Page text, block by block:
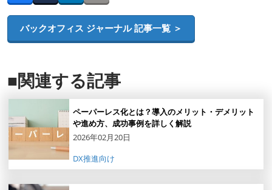
バックオフィス ジャーナル 記事一覧 ＞
■関連する記事
ペーパーレス化とは？導入のメリット・デメリット
や進め方、成功事例を詳しく解説
2026年02月20日
DX推進向け